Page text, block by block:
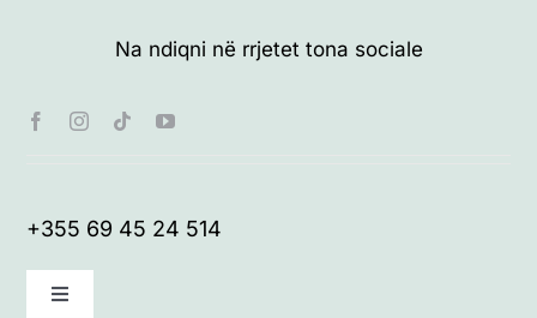
Na ndiqni në rrjetet tona sociale
+355 69 45 24 514
Toggle